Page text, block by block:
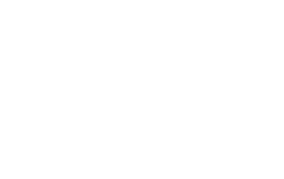
付方式。 讓您購物簡單